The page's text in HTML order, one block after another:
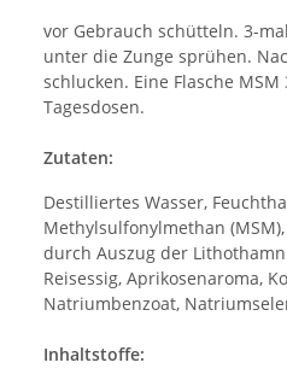
vor Gebrauch schütteln. 3-
unter die Zunge sprühen.
schlucken. Eine Flasche
Tagesdosen.
Zutaten:
Destilliertes Wasser,
Methylsulfonylmethan
durch Auszug der
Reisessig, Aprikosenaroma,
Natriumbenzoat,
Inhaltstoffe: